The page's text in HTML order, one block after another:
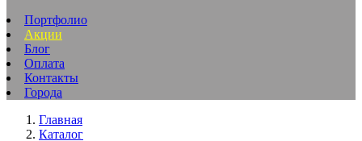
Портфолио
Акции
Блог
Оплата
Контакты
Города
Главная
Каталог